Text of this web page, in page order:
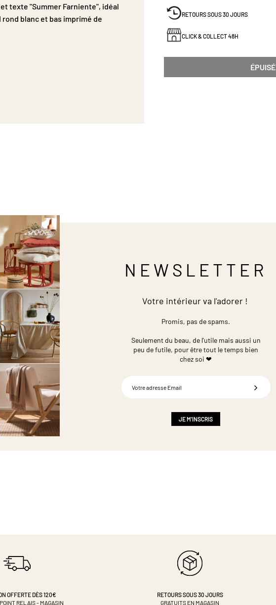
RETOURS SOUS 30 JOURS
CLICK & COLLECT 48H
ÉPUISÉ
texte "Summer Farniente", idéal
blanc et bas imprimé de
NEWSLETTER
Votre intérieur va l'adorer !
Promis, pas de spams.
Seulement du beau, de l'utile mais aussi un
peu de futile, pour être tout le temps bien
chez soi ❤
JE M'INSCRIS
OFFERTE DÈS 120€
RELAIS - MAGASIN
RETOURS SOUS 30 JOURS
GRATUITS EN MAGASIN